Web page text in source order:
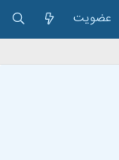
عضویت